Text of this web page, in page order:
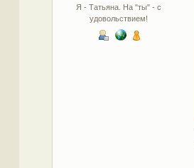
Я - Татьяна. На "ты" - с
удовольствием!